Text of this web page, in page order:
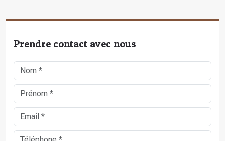
Prendre contact avec nous